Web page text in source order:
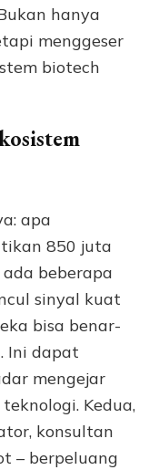
hanya
menggeser
biotech
apa
850 juta
beberapa
sinyal kuat
bisa benar-
Ini dapat
mengejar
Kedua,
konsultan
– berpeluang